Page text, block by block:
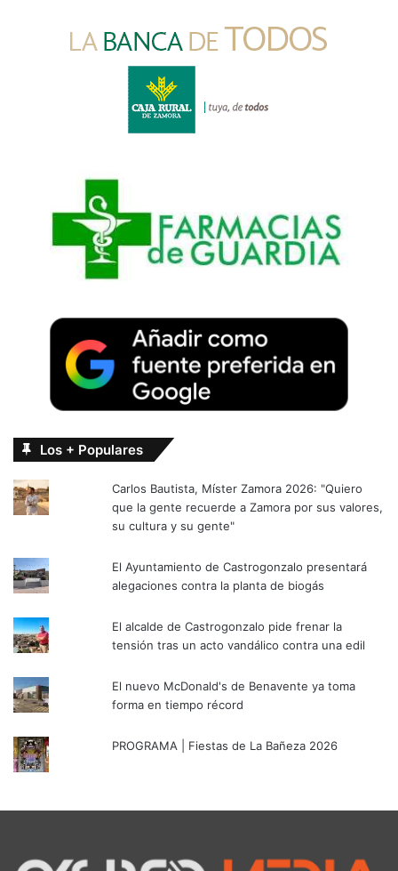
Los + Populares
Carlos Bautista, Míster Zamora 2026: "Quiero
que la gente recuerde a Zamora por sus valores,
su cultura y su gente"
El Ayuntamiento de Castrogonzalo presentará
alegaciones contra la planta de biogás
El alcalde de Castrogonzalo pide frenar la
tensión tras un acto vandálico contra una edil
El nuevo McDonald's de Benavente ya toma
forma en tiempo récord
PROGRAMA | Fiestas de La Bañeza 2026